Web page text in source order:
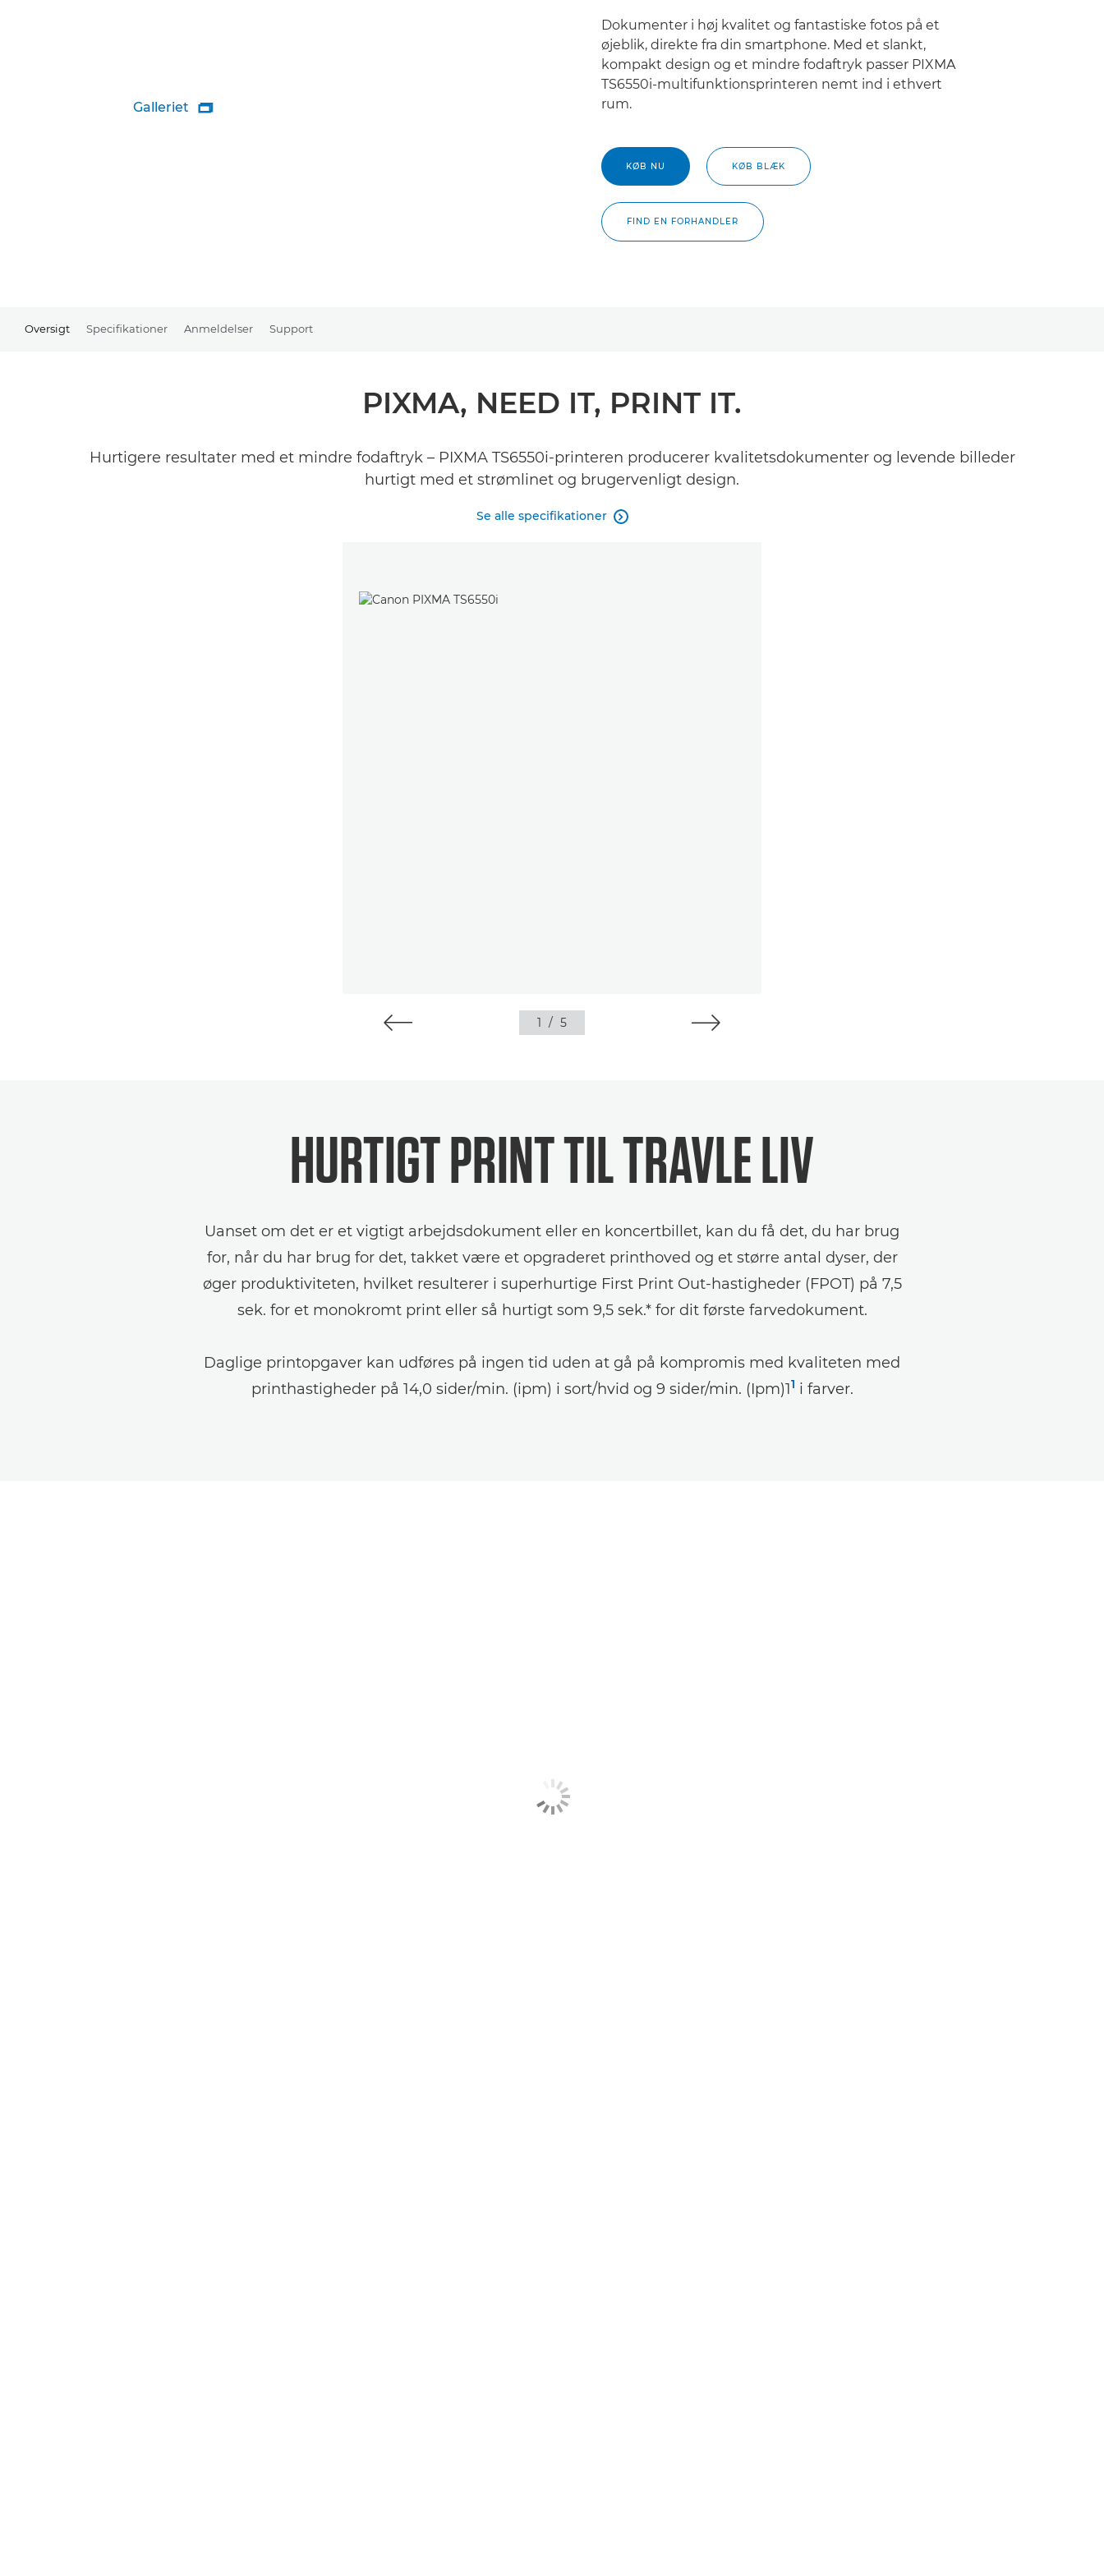
Galleriet 
Dokumenter i høj kvalitet og fantastiske fotos på et
øjeblik, direkte fra din smartphone. Med et slankt,
kompakt design og et mindre fodaftryk passer PIXMA
TS6550i-multifunktionsprinteren nemt ind i ethvert
rum.
KØB NU KØB BLÆK
FIND EN FORHANDLER
Oversigt Specifikationer Anmeldelser Support
PIXMA, NEED IT, PRINT IT.
Hurtigere resultater med et mindre fodaftryk – PIXMA TS6550i-printeren producerer kvalitetsdokumenter og levende billeder
hurtigt med et strømlinet og brugervenligt design.
Se alle specifikationer 
1 / 5
HURTIGT PRINT TIL TRAVLE LIV
Uanset om det er et vigtigt arbejdsdokument eller en koncertbillet, kan du få det, du har brug
for, når du har brug for det, takket være et opgraderet printhoved og et større antal dyser, der
øger produktiviteten, hvilket resulterer i superhurtige First Print Out-hastigheder (FPOT) på 7,5
sek. for et monokromt print eller så hurtigt som 9,5 sek.* for dit første farvedokument.
Daglige printopgaver kan udføres på ingen tid uden at gå på kompromis med kvaliteten med
printhastigheder på 14,0 sider/min. (ipm) i sort/hvid og 9 sider/min. (Ipm)11 i farver.